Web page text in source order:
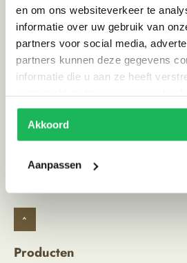
en om ons websiteverkeer te
informatie over uw gebruik van
partners voor social media,
partners kunnen deze gegevens
informatie die u aan ze heeft
Akkoord
Aanpassen
Land van herkomst China
Alternatieve producten
^
Producten